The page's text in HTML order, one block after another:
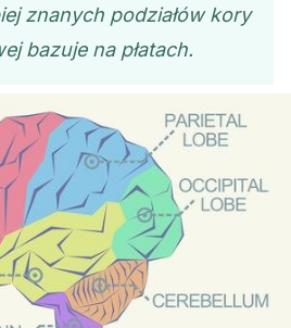
znanych podziałów kory
bazuje na płatach.